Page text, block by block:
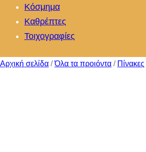
Κόσμημα
Καθρέπτες
Τοιχογραφίες
Αρχική σελίδα /Όλα τα προιόντα / Πίνακες